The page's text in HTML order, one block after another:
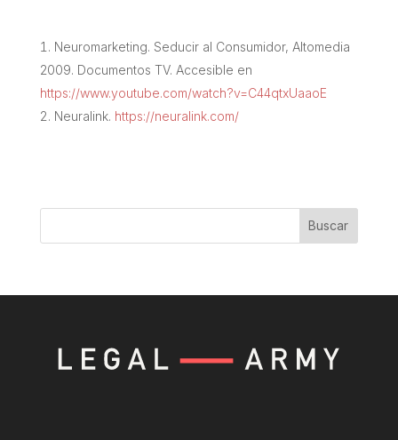
Neuromarketing. Seducir al Consumidor, Altomedia
2009. Documentos TV. Accesible en
https://www.youtube.com/watch?v=C44qtxUaaoE
Neuralink. https://neuralink.com/
Buscar